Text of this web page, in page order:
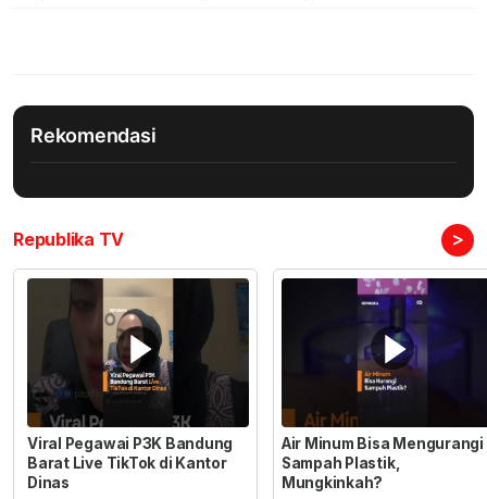
Rekomendasi
Republika TV >
Viral Pegawai P3K Bandung
Barat Live TikTok di Kantor
Dinas
Air Minum Bisa Mengurangi
Sampah Plastik,
Mungkinkah?